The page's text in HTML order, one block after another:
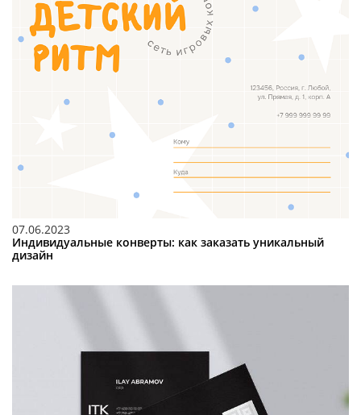
07.06.2023
Индивидуальные конверты: как заказать уникальный
дизайн